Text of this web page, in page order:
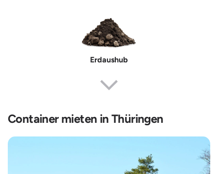
Erdaushub
Container mieten in Thüringen